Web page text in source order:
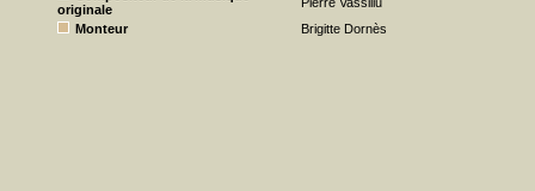
originale
Monteur
Brigitte Dornès